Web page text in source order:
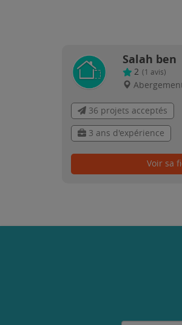
Salah ben
2 (1 avis)
36 projets acceptés
3 ans d'expérience
Voir sa